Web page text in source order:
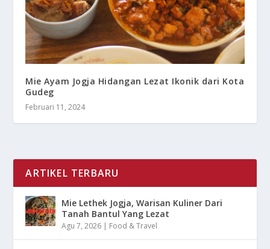
Mie Ayam Jogja Hidangan Lezat Ikonik dari Kota
Gudeg
Februari 11, 2024
ARTIKEL TERBARU
Mie Lethek Jogja, Warisan Kuliner Dari
Tanah Bantul Yang Lezat
Agu 7, 2026 | Food & Travel